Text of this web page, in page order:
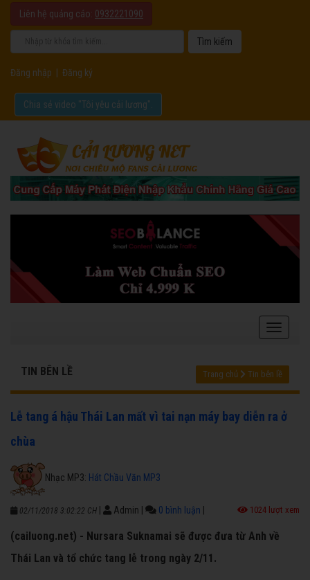
Liên hệ quảng cáo: 0932221090
Đăng nhập Đăng ký
Chia sẻ video "Tôi yêu cải lương".
TIN BÊN LỀ Trang chủ Tin bên lề
Lễ tang á hậu Thái Lan mất vì tai nạn máy bay diễn ra ở
chùa
Nhạc MP3: Hát Chầu Văn MP3
02/11/2018 3:02:22 CH Admin 0 bình luận 1024 lượt xem
(cailuong.net) - Nursara Suknamai sẽ được đưa từ Anh về
Thái Lan và tổ chức tang lễ trong ngày 2/11.